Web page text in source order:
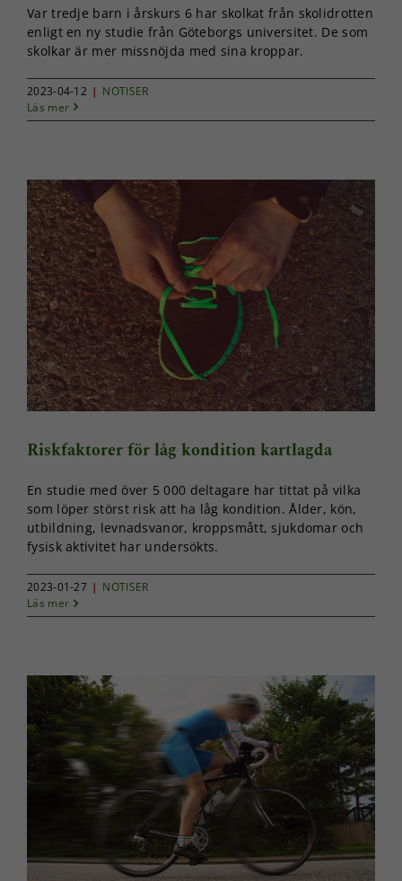
Var tredje barn i årskurs 6 har skolkat från skolidrotten
enligt en ny studie från Göteborgs universitet. De som
skolkar är mer missnöjda med sina kroppar.
2023-04-12 | NOTISER
Läs mer
Riskfaktorer för låg kondition kartlagda
En studie med över 5 000 deltagare har tittat på vilka
som löper störst risk att ha låg kondition. Ålder, kön,
utbildning, levnadsvanor, kroppsmått, sjukdomar och
fysisk aktivitet har undersökts.
2023-01-27 | NOTISER
Läs mer
funktionalitet
att försvinna
från
Marknadsföring
intressen och ditt
beteende när du
surfar ökar du
chansen att få se
personligt
anpassat innehåll
och erbjudanden.